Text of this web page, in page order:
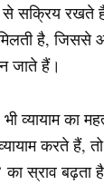
से सक्रिय रखते
है, जिससे
जाते हैं।
व्यायाम का
करते हैं,
का स्राव